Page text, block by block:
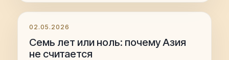
02.05.2026
Семь лет или ноль: почему Азия
не считается